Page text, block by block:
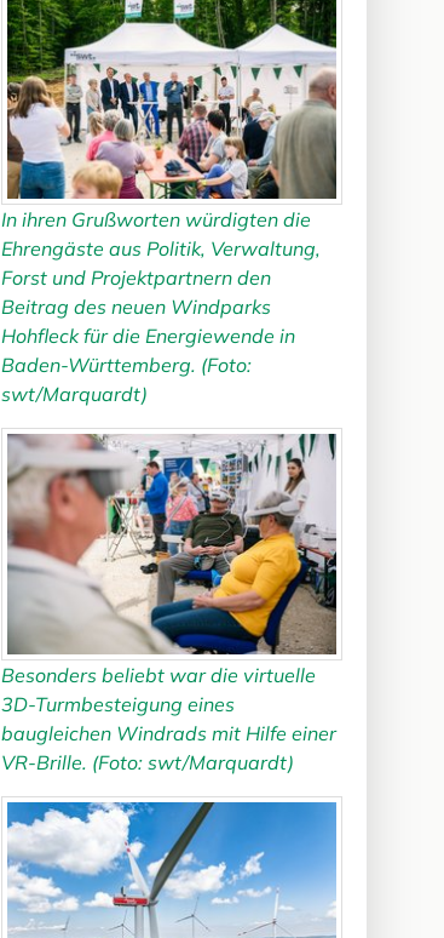
In ihren Grußworten würdigten die
Ehrengäste aus Politik, Verwaltung,
Forst und Projektpartnern den
Beitrag des neuen Windparks
Hohfleck für die Energiewende in
Baden-Württemberg. (Foto:
swt/Marquardt)
Besonders beliebt war die virtuelle
3D-Turmbesteigung eines
baugleichen Windrads mit Hilfe einer
VR-Brille. (Foto: swt/Marquardt)